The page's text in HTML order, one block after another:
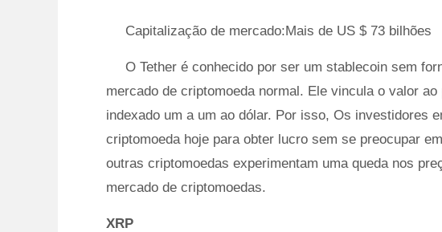
Capitalização de mercado:Mais de US $ 73 bilhões
O Tether é conhecido por ser um stablecoin sem
mercado de criptomoeda normal. Ele vincula o valor
indexado um a um ao dólar. Por isso, Os investidores
criptomoeda hoje para obter lucro sem se preocupar
outras criptomoedas experimentam uma queda nos
mercado de criptomoedas.
XRP